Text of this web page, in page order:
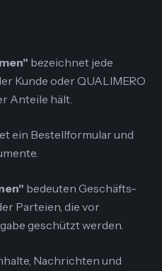
bezeichnet jede
Kunde oder QUALIMERO
Anteile hält.
ein Bestellformular und
bedeuten Geschäfts-
Parteien, die vor
geschützt werden.
Nachrichten und